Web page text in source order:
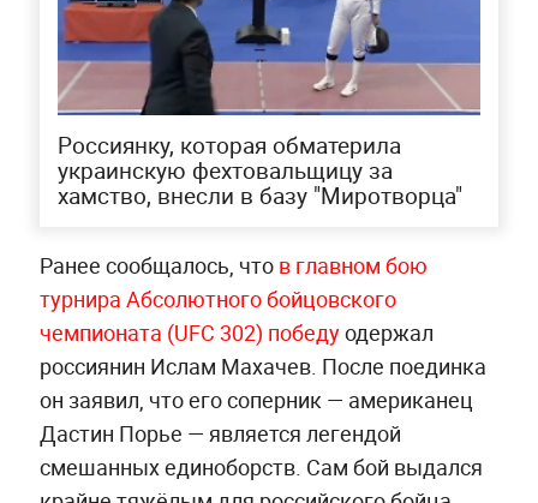
Россиянку, которая обматерила
украинскую фехтовальщицу за
хамство, внесли в базу "Миротворца"
Ранее сообщалось, что в главном бою
турнира Абсолютного бойцовского
чемпионата (UFC 302) победуодержал
россиянин Ислам Махачев. После поединка
он заявил, что его соперник — американец
Дастин Порье — является легендой
смешанных единоборств. Сам бой выдался